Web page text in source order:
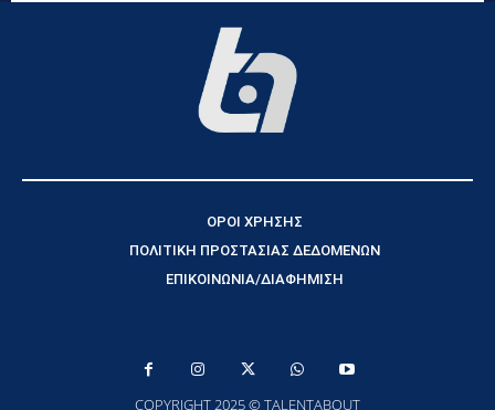
ΟΡΟΙ ΧΡΗΣΗΣ
ΠΟΛΙΤΙΚΗ ΠΡΟΣΤΑΣΙΑΣ ΔΕΔΟΜΕΝΩΝ
ΕΠΙΚΟΙΝΩΝΙΑ/ΔΙΑΦΗΜΙΣΗ
COPYRIGHT 2025 © TALENTABOUT